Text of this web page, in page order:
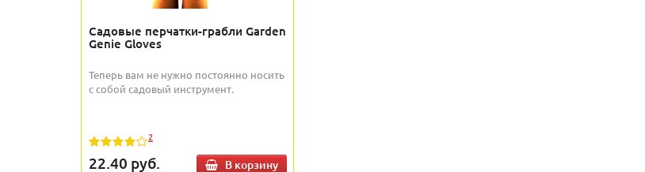
Садовые перчатки-грабли Garden
Genie Gloves
Теперь вам не нужно постоянно носить
с собой садовый инструмент.
2
22.40 руб. В корзину